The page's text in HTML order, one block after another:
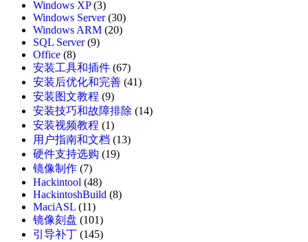
Windows XP(3)
Windows Server(30)
Windows ARM (20)
SQL Server(9)
Office (8)
安装工具和插件 (67)
安装后优化和完善 (41)
安装图文教程 (9)
安装技巧和故障排除 (14)
安装视频教程 (1)
用户指南和文档 (13)
硬件支持选购 (19)
镜像制作 (7)
Hackintool (48)
HackintoshBuild (8)
MaciASL (11)
镜像刻盘 (101)
引导补丁 (145)